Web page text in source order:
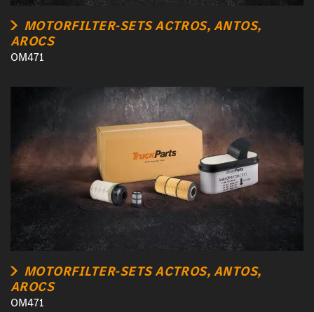
MOTORFILTER-SETS ACTROS, ANTOS,
AROCS
OM471
MOTORFILTER-SETS ACTROS, ANTOS,
AROCS
OM471